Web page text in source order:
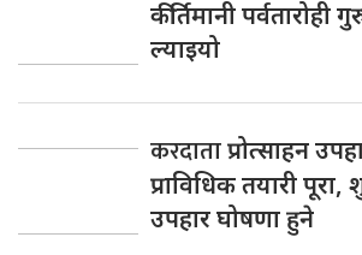
कीर्तिमानी
ल्याइयो
करदाताप्रोत्साहन
प्राविधिक तयारी पूरा,
उपहार घोषणा हुने